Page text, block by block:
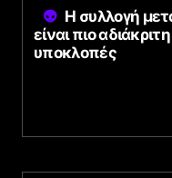
Η συλλογή
είναι πιο
υποκλοπές